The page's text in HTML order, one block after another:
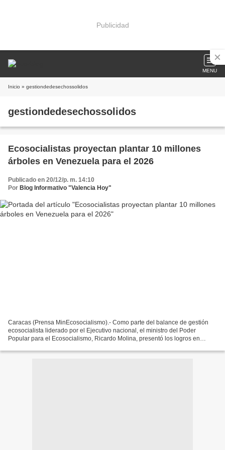
Publicidad
MENU
Inicio » gestiondedesechossolidos
gestiondedesechossolidos
Ecosocialistas proyectan plantar 10 millones
árboles en Venezuela para el 2026
Publicado en 20/12/p. m. 14:10
Por Blog Informativo "Valencia Hoy"
Caracas (Prensa MinEcosocialismo).- Como parte del balance de gestión
ecosocialista liderado por el Ejecutivo nacional, el ministro del Poder
Popular para el Ecosocialismo, Ricardo Molina, presentó los logros en